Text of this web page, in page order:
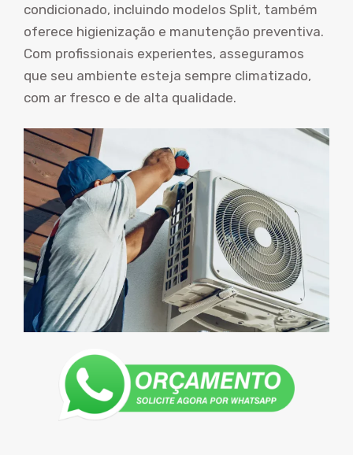
condicionado, incluindo modelos Split, também
oferece higienização e manutenção preventiva.
Com profissionais experientes, asseguramos
que seu ambiente esteja sempre climatizado,
com ar fresco e de alta qualidade.